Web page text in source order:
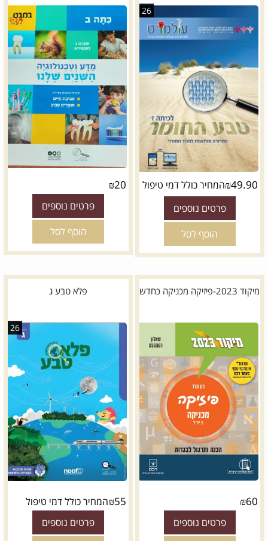
26
₪49.90 המחיר כולל דמי טיפול
פרטים נוספים
הוסף לסל
₪20
פרטים נוספים
הוסף לסל
מיקוד 2023-פיזיקה מכניקה כחדש
₪60
פרטים נוספים
פלא טבע ג
26
₪55 המחיר כולל דמי טיפול
פרטים נוספים